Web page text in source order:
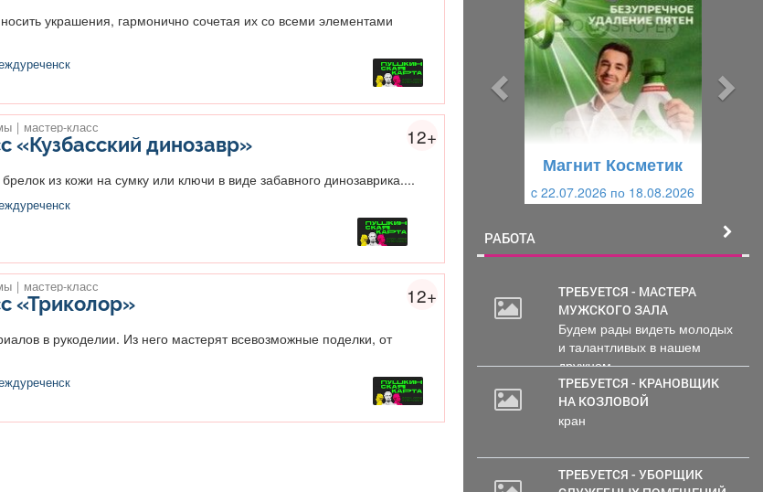
украшения, гармонично сочетая их со всеми элементами
12+
| мастер-класс
«Кузбасский динозавр»
из кожи на сумку или ключи в виде забавного динозаврика....
12+
| мастер-класс
«Триколор»
в рукоделии. Из него мастерят всевозможные поделки, от
Магнит Косметик
c 22.07.2026 по 18.08.2026
РАБОТА
ТРЕБУЕТСЯ - МАСТЕРА
МУЖСКОГО ЗАЛА
Будем рады видеть молодых
и талантливых в нашем
дружном...
ТРЕБУЕТСЯ - КРАНОВЩИК
НА КОЗЛОВОЙ
кран
ТРЕБУЕТСЯ - УБОРЩИК